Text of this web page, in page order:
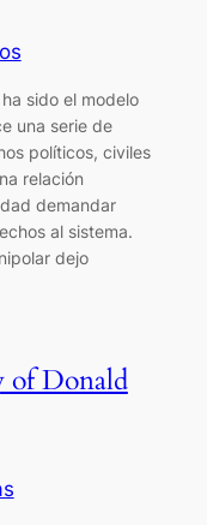
sido el modelo
una serie de
políticos, civiles
relación
demandar
al sistema.
dejo
of Donald